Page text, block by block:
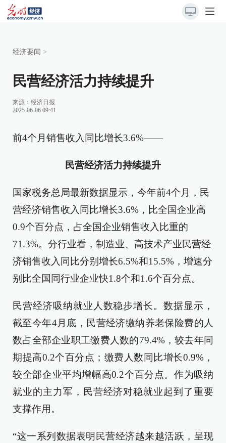
经济要闻 >
民营经济活力持续提升
来源： 经济日报
2025-06-06 09:41
前4个月销售收入同比增长3.6%——
民营经济活力持续提升
国家税务总局最新数据显示，今年前4个月，民
营经济销售收入同比增长3.6%，比全国企业高
0.9个百分点，占全国企业销售收入比重的
71.3%。分行业看，制造业、高技术产业民营经
济销售收入同比分别增长6.5%和15.5%，增速分
别比全国同行业企业快1.8个和1.6个百分点。
民营经济吸纳就业人数稳步增长。数据显示，
截至今年4月底，民营经济缴纳养老保险费的人
数占全部企业职工缴费人数的79.4%，较去年同
期提高0.2个百分点；缴费人数同比增长0.9%，
较全部企业平均增幅高0.2个百分点。作为吸纳
就业的主力军，民营经济对稳就业起到了重要
支撑作用。
“这一系列数据表明民营经济越来越活跃，呈现